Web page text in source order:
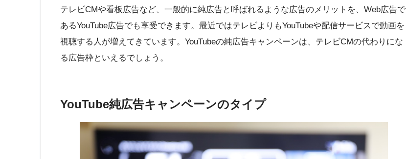
テレビCMや看板広告など、一般的に純広告と呼ばれるような広告のメリットを、Web広告で
あるYouTube広告でも享受できます。最近ではテレビよりもYouTubeや配信サービスで動画を
視聴する人が増えてきています。YouTubeの純広告キャンペーンは、テレビCMの代わりにな
る広告枠といえるでしょう。
YouTube純広告キャンペーンのタイプ